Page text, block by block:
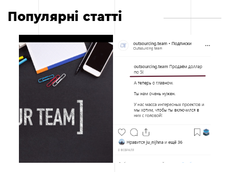
Популярні статті